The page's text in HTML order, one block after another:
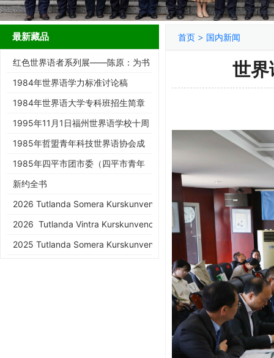
最新藏品
红色世界语者系列展——陈原：为书
而生的跨界智者
1984年世界语学力标准讨论稿
1984年世界语大学专科班招生简章
1995年11月1日福州世界语学校十周
年庆典请柬
1985年哲盟青年科技世界语协会成
立大会请柬
1985年四平市团市委（四平市青年
世协筹）请柬
新约全书
2026 Tutlanda Somera Kurskunveno de KEA
2026 Tutlanda Vintra Kurskunveno de KEA
2025 Tutlanda Somera Kurskunveno de KEA
首页 > 国内新闻
世界